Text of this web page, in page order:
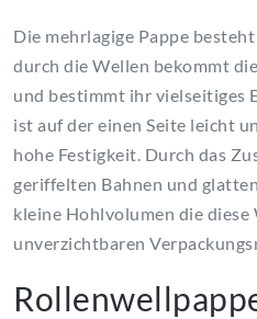
Die mehrlagige Pappe
durch die Wellen bekommt
und bestimmt ihr vielseitiges
ist auf der einen Seite leicht
hohe Festigkeit. Durch das
geriffelten Bahnen und
kleine Hohlvolumen die diese
unverzichtbaren